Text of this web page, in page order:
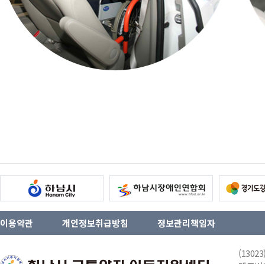
이용약관 개인정보취급방침 정보관리책임자